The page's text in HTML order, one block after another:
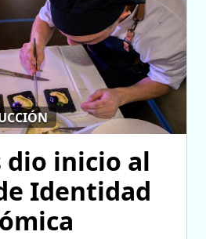
dio inicio al
Identidad